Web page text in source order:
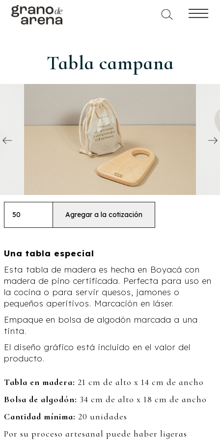
Tabla campana
Una tabla especial
Esta tabla de madera es hecha en Boyacá con
madera de pino certificada. Perfecta para uso en
la cocina o para servir quesos, jamones o
pequeños aperitivos. Marcación en láser.
Empaque en bolsa de algodón marcada a una
tinta.
El diseño gráfico está incluido en el valor del
producto.
Tabla en madera: 21 cm de alto x 14 cm de ancho
Bolsa de algodón: 34 cm de alto x 18 cm de ancho
Cantidad mínima: 20 unidades
Por su proceso artesanal puede haber ligeras